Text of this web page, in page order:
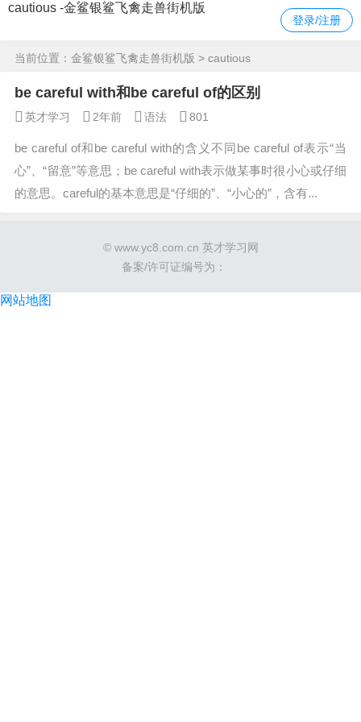
cautious -金鲨银鲨飞禽走兽街机版
登录/注册
当前位置： 金鲨银鲨飞禽走兽街机版 > cautious
be careful with和be careful of的区别
英才学习 2年前 语法 801
be careful of和be careful with的含义不同be careful of表示“当
心”、“留意”等意思；be careful with表示做某事时很小心或仔细
的意思。careful的基本意思是“仔细的”、“小心的”，含有...
© www.yc8.com.cn 英才学习网
备案/许可证编号为：
网站地图